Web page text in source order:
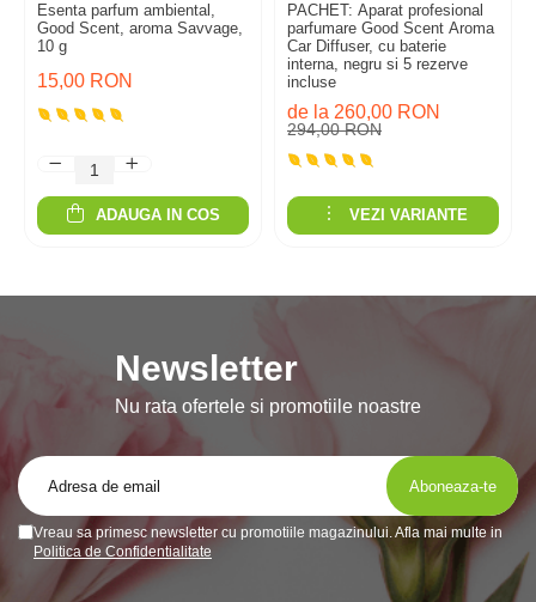
Esenta parfum ambiental,
Good Scent, aroma Savvage,
10 g
15,00 RON
ADAUGA IN COS
PACHET: Aparat profesional
parfumare Good Scent Aroma
Car Diffuser, cu baterie
interna, negru si 5 rezerve
incluse
294,00 RON
de la 260,00 RON
VEZI VARIANTE
Newsletter
Nu rata ofertele si promotiile noastre
Vreau sa primesc newsletter cu promotiile magazinului. Afla mai multe in
Politica de Confidentialitate